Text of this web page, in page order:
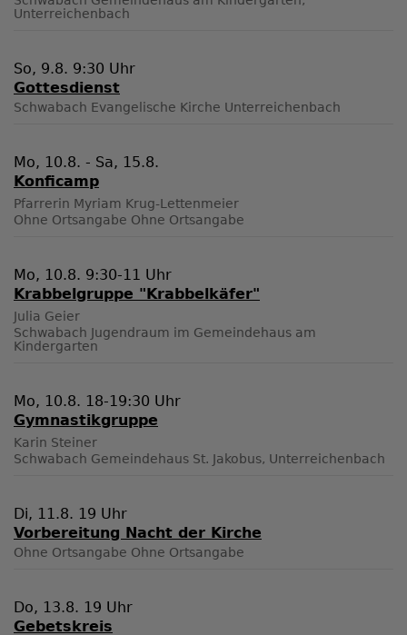
Unterreichenbach
So, 9.8. 9:30 Uhr
Gottesdienst
Schwabach Evangelische Kirche Unterreichenbach
Mo, 10.8. - Sa, 15.8.
Konficamp
Pfarrerin Myriam Krug-Lettenmeier
Ohne Ortsangabe Ohne Ortsangabe
Mo, 10.8. 9:30-11 Uhr
Krabbelgruppe "Krabbelkäfer"
Julia Geier
Schwabach Jugendraum im Gemeindehaus am
Kindergarten
Mo, 10.8. 18-19:30 Uhr
Gymnastikgruppe
Karin Steiner
Schwabach Gemeindehaus St. Jakobus, Unterreichenbach
Di, 11.8. 19 Uhr
Vorbereitung Nacht der Kirche
Ohne Ortsangabe Ohne Ortsangabe
Do, 13.8. 19 Uhr
Gebetskreis